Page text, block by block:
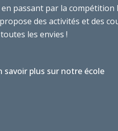
passant par la compétition
des activités et des
les envies !
savoir plus sur notre école